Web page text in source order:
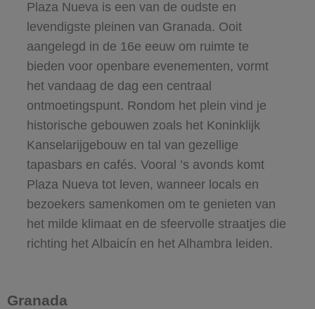
Plaza Nueva is een van de oudste en
levendigste pleinen van Granada. Ooit
aangelegd in de 16e eeuw om ruimte te
bieden voor openbare evenementen, vormt
het vandaag de dag een centraal
ontmoetingspunt. Rondom het plein vind je
historische gebouwen zoals het Koninklijk
Kanselarijgebouw en tal van gezellige
tapasbars en cafés. Vooral ’s avonds komt
Plaza Nueva tot leven, wanneer locals en
bezoekers samenkomen om te genieten van
het milde klimaat en de sfeervolle straatjes die
richting het Albaicín en het Alhambra leiden.
Granada